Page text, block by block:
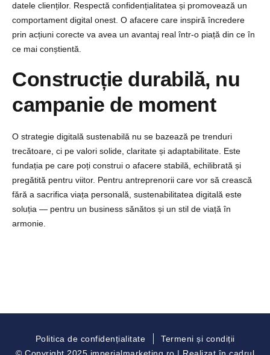
datele clienților. Respectă confidențialitatea și promovează un
comportament digital onest. O afacere care inspiră încredere
prin acțiuni corecte va avea un avantaj real într-o piață din ce în
ce mai conștientă.
Construcție durabilă, nu
campanie de moment
O strategie digitală sustenabilă nu se bazează pe trenduri
trecătoare, ci pe valori solide, claritate și adaptabilitate. Este
fundația pe care poți construi o afacere stabilă, echilibrată și
pregătită pentru viitor. Pentru antreprenorii care vor să crească
fără a sacrifica viața personală, sustenabilitatea digitală este
soluția — pentru un business sănătos și un stil de viață în
armonie.
Politica de confidențialitate Termeni și condiții